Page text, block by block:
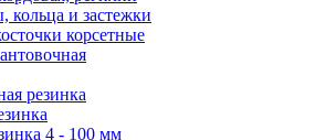
кольца и застежки
корсетные
резинка
4 - 100 мм